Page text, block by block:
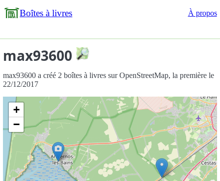
Boîtes à livres À propos
max93600
max93600 a créé 2 boîtes à livres sur OpenStreetMap, la première le
22/12/2017
+
−